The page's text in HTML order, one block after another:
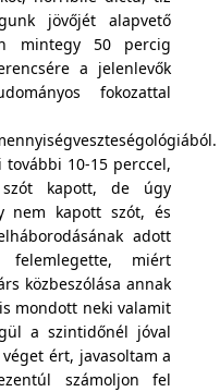
jövőjét alapvető
mintegy 50 percig
a jelenlevők
fokozattal
további 10-15 perccel,
kapott, de úgy
nem kapott szót, és
adott
miért
közbeszólása annak
mondott neki valamit
a szintidőnél jóval
ért, javasoltam a
számoljon fel